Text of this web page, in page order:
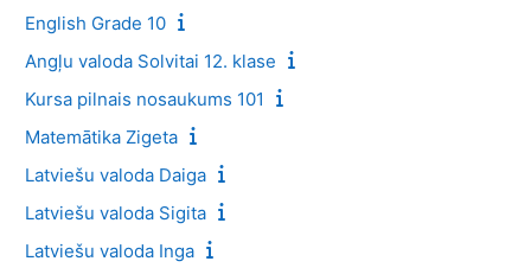
English Grade 10
Angļu valoda Solvitai 12. klase
Kursa pilnais nosaukums 101
Matemātika Zigeta
Latviešu valoda Daiga
Latviešu valoda Sigita
Latviešu valoda Inga